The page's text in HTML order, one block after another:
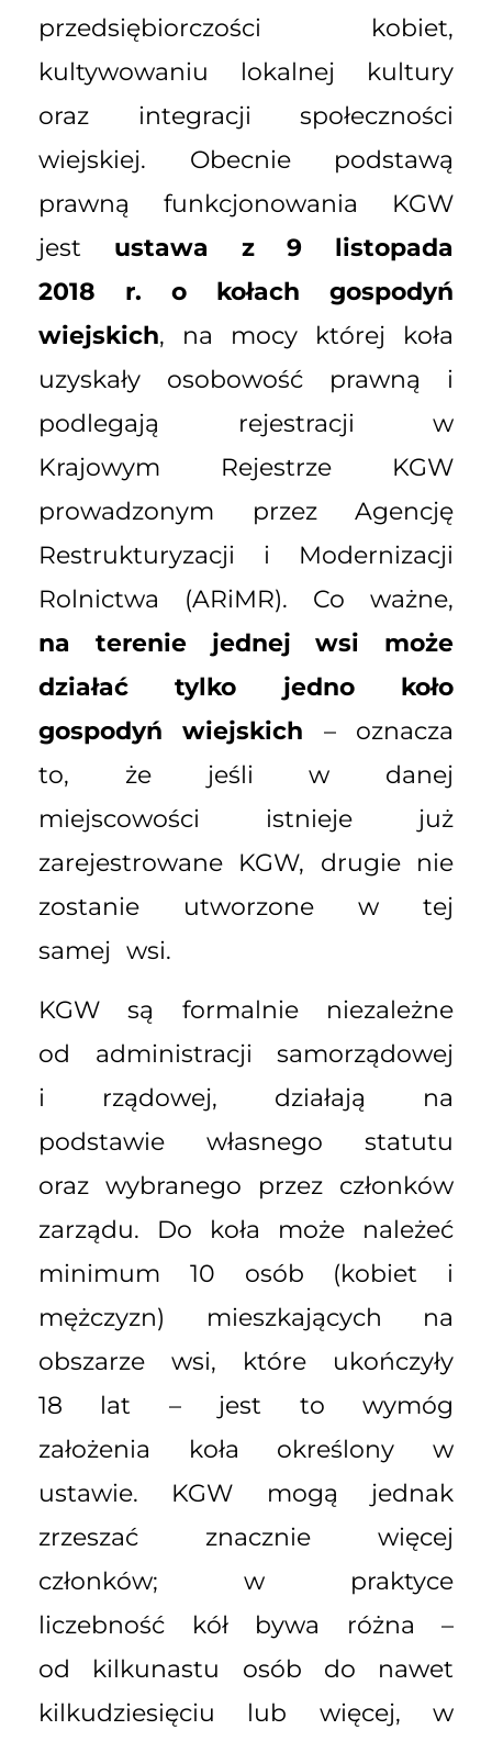
przedsiębiorczości kobiet,
kultywowaniu lokalnej kultury
oraz integracji społeczności
wiejskiej. Obecnie podstawą
prawną funkcjonowania KGW
jest ustawa z 9 listopada
2018 r. o kołach gospodyń
wiejskich, na mocy której koła
uzyskały osobowość prawną i
podlegają rejestracji w
Krajowym Rejestrze KGW
prowadzonym przez Agencję
Restrukturyzacji i Modernizacji
Rolnictwa (ARiMR). Co ważne,
na terenie jednej wsi może
działać tylko jedno koło
gospodyń wiejskich – oznacza
to, że jeśli w danej
miejscowości istnieje już
zarejestrowane KGW, drugie nie
zostanie utworzone w tej
samej wsi.
KGW są formalnie niezależne
od administracji samorządowej
i rządowej, działają na
podstawie własnego statutu
oraz wybranego przez członków
zarządu. Do koła może należeć
minimum 10 osób (kobiet i
mężczyzn) mieszkających na
obszarze wsi, które ukończyły
18 lat – jest to wymóg
założenia koła określony w
ustawie. KGW mogą jednak
zrzeszać znacznie więcej
członków; w praktyce
liczebność kół bywa różna –
od kilkunastu osób do nawet
kilkudziesięciu lub więcej, w